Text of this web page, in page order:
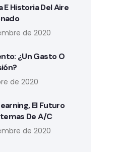
E Historia Del Aire
de 2020
¿Un Gasto O
de 2020
El Futuro
De A/C
de 2020